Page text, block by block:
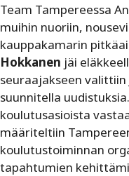
Team Tampereessa
muihin nuoriin,
kauppakamarin
Hokkanen jäi
seuraajakseen valittiin
suunnitella
koulutusasioista
määriteltiin
koulutustoiminnan
tapahtumien